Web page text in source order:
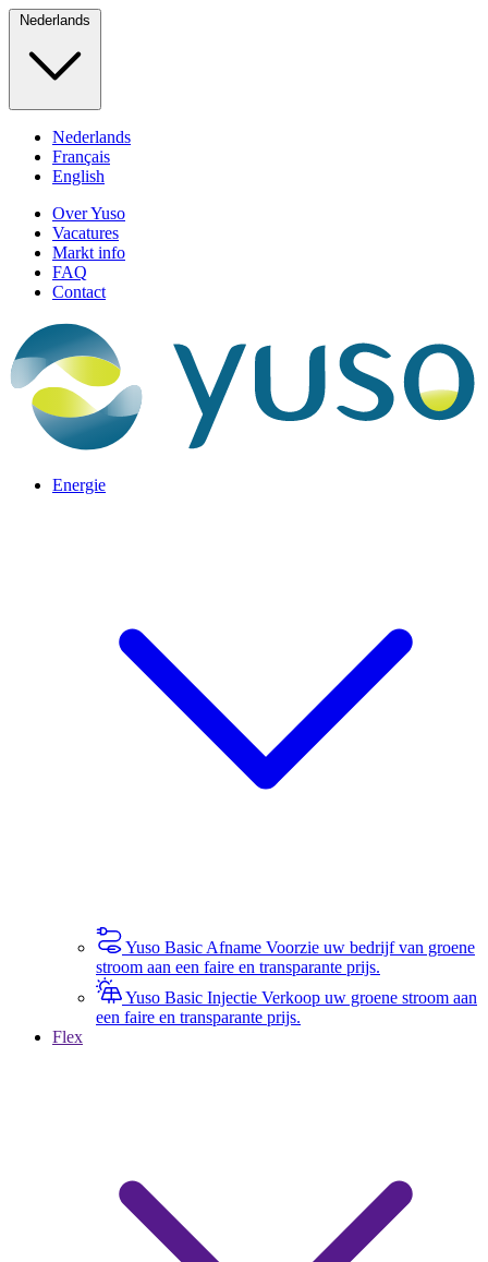
Nederlands
Nederlands
Français
English
Over Yuso
Vacatures
Markt info
FAQ
Contact
Energie
Yuso Basic Afname Voorzie uw bedrijf van groene
stroom aan een faire en transparante prijs.
Yuso Basic Injectie Verkoop uw groene stroom aan
een faire en transparante prijs.
Flex